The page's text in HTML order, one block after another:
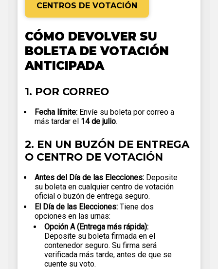
CENTROS DE VOTACIÓN
CÓMO DEVOLVER SU
BOLETA DE VOTACIÓN
ANTICIPADA
1. POR CORREO
Fecha límite: Envíe su boleta por correo a
más tardar el 14 de julio.
2. EN UN BUZÓN DE ENTREGA
O CENTRO DE VOTACIÓN
Antes del Día de las Elecciones: Deposite
su boleta en cualquier centro de votación
oficial o buzón de entrega seguro.
El Día de las Elecciones: Tiene dos
opciones en las urnas:
Opción A (Entrega más rápida):
Deposite su boleta firmada en el
contenedor seguro. Su firma será
verificada más tarde, antes de que se
cuente su voto.